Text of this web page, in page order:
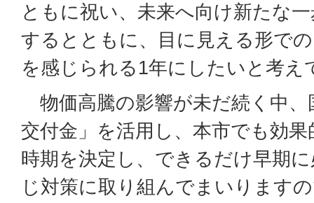
ともに祝い、未来へ向け新たな
するとともに、目に見える形で
を感じられる1年にしたいと考え
物価高騰の影響が未だ続く中、
交付金」を活用し、本市でも効
時期を決定し、できるだけ早期
じ対策に取り組んでまいります